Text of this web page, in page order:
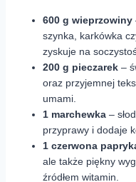
600 g wieprzowiny
szynka, karkówka
zyskuje na
200 g pieczarek –
oraz przyjemnej
umami.
1 marchewka –
przyprawy i dodaje
1 czerwona
ale także piękny
źródłem witamin.